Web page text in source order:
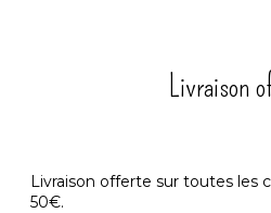
Livraison
Livraison offerte sur toutes les
50€.